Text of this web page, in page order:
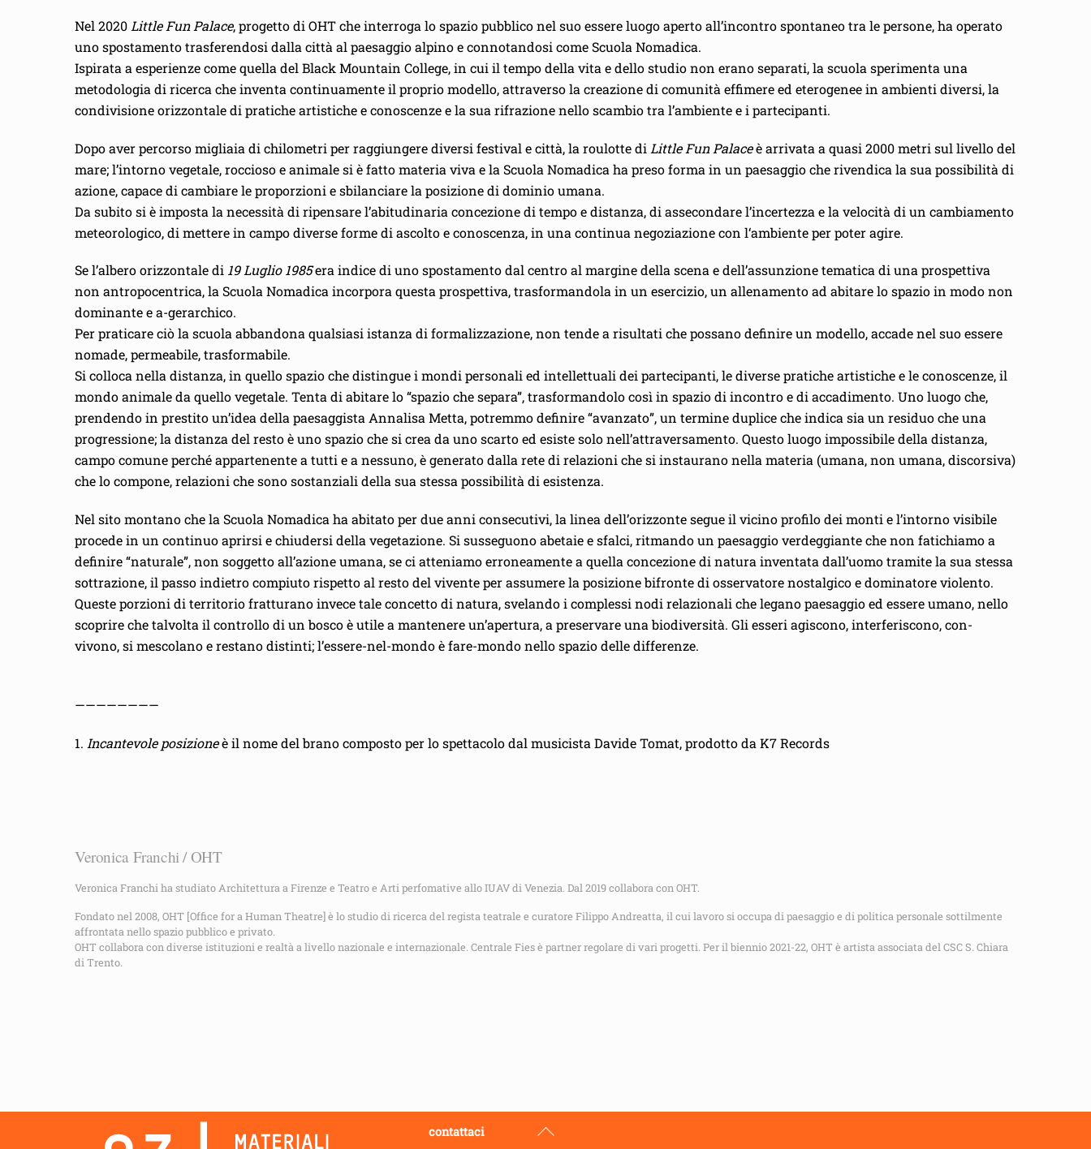
Nel 2020 Little Fun Palace, progetto di OHT che interroga lo spazio pubblico nel suo essere luogo aperto all’incontro spontaneo tra le persone, ha operato
uno spostamento trasferendosi dalla città al paesaggio alpino e connotandosi come Scuola Nomadica.
Ispirata a esperienze come quella del Black Mountain College, in cui il tempo della vita e dello studio non erano separati, la scuola sperimenta una
metodologia di ricerca che inventa continuamente il proprio modello, attraverso la creazione di comunità effimere ed eterogenee in ambienti diversi, la
condivisione orizzontale di pratiche artistiche e conoscenze e la sua rifrazione nello scambio tra l’ambiente e i partecipanti.
Dopo aver percorso migliaia di chilometri per raggiungere diversi festival e città, la roulotte di Little Fun Palaceè arrivata a quasi 2000 metri sul livello del
mare; l’intorno vegetale, roccioso e animale si è fatto materia viva e la Scuola Nomadica ha preso forma in un paesaggio che rivendica la sua possibilità di
azione, capace di cambiare le proporzioni e sbilanciare la posizione di dominio umana.
Da subito si è imposta la necessità di ripensare l’abitudinaria concezione di tempo e distanza, di assecondare l’incertezza e la velocità di un cambiamento
meteorologico, di mettere in campo diverse forme di ascolto e conoscenza, in una continua negoziazione con l‘ambiente per poter agire.
Se l’albero orizzontale di 19 Luglio 1985era indice di uno spostamento dal centro al margine della scena e dell’assunzione tematica di una prospettiva
non antropocentrica, la Scuola Nomadica incorpora questa prospettiva, trasformandola in un esercizio, un allenamento ad abitare lo spazio in modo non
dominante e a-gerarchico.
Per praticare ciò la scuola abbandona qualsiasi istanza di formalizzazione, non tende a risultati che possano definire un modello, accade nel suo essere
nomade, permeabile, trasformabile.
Si colloca nella distanza, in quello spazio che distingue i mondi personali ed intellettuali dei partecipanti, le diverse pratiche artistiche e le conoscenze, il
mondo animale da quello vegetale. Tenta di abitare lo “spazio che separa”, trasformandolo così in spazio di incontro e di accadimento. Uno luogo che,
prendendo in prestito un’idea della paesaggista Annalisa Metta, potremmo definire “avanzato”, un termine duplice che indica sia un residuo che una
progressione; la distanza del resto è uno spazio che si crea da uno scarto ed esiste solo nell’attraversamento. Questo luogo impossibile della distanza,
campo comune perché appartenente a tutti e a nessuno, è generato dalla rete di relazioni che si instaurano nella materia (umana, non umana, discorsiva)
che lo compone, relazioni che sono sostanziali della sua stessa possibilità di esistenza.
Nel sito montano che la Scuola Nomadica ha abitato per due anni consecutivi, la linea dell’orizzonte segue il vicino profilo dei monti e l’intorno visibile
procede in un continuo aprirsi e chiudersi della vegetazione. Si susseguono abetaie e sfalci, ritmando un paesaggio verdeggiante che non fatichiamo a
definire “naturale”, non soggetto all’azione umana, se ci atteniamo erroneamente a quella concezione di natura inventata dall’uomo tramite la sua stessa
sottrazione, il passo indietro compiuto rispetto al resto del vivente per assumere la posizione bifronte di osservatore nostalgico e dominatore violento.
Queste porzioni di territorio fratturano invece tale concetto di natura, svelando i complessi nodi relazionali che legano paesaggio ed essere umano, nello
scoprire che talvolta il controllo di un bosco è utile a mantenere un’apertura, a preservare una biodiversità. Gli esseri agiscono, interferiscono, con-
vivono, si mescolano e restano distinti; l’essere-nel-mondo è fare-mondo nello spazio delle differenze.
————————
1. Incantevole posizioneè il nome del brano composto per lo spettacolo dal musicista Davide Tomat, prodotto da K7 Records
Veronica Franchi / OHT
Veronica Franchi ha studiato Architettura a Firenze e Teatro e Arti perfomative allo IUAV di Venezia. Dal 2019 collabora con OHT.
Fondato nel 2008, OHT [Office for a Human Theatre] è lo studio di ricerca del regista teatrale e curatore Filippo Andreatta, il cui lavoro si occupa di paesaggio e di politica personale sottilmente
affrontata nello spazio pubblico e privato.
OHT collabora con diverse istituzioni e realtà a livello nazionale e internazionale. Centrale Fies è partner regolare di vari progetti. Per il biennio 2021-22, OHT è artista associata del CSC S. Chiara
di Trento.
Back
contattaci